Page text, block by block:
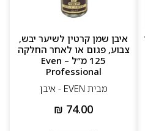
איבן שמן קרטין לשיער יבש,
צבוע, פגום או לאחר החלקה
125 מ”ל – Even
Professional
מבית EVEN - איבן
₪ 74.00